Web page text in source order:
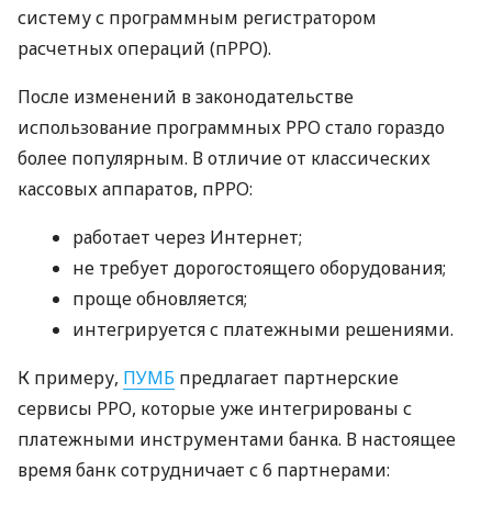
систему с программным регистратором
расчетных операций (пРРО).
После изменений в законодательстве
использование программных РРО стало гораздо
более популярным. В отличие от классических
кассовых аппаратов, пРРО:
работает через Интернет;
не требует дорогостоящего оборудования;
проще обновляется;
интегрируется с платежными решениями.
К примеру, ПУМБ предлагает партнерские
сервисы РРО, которые уже интегрированы с
платежными инструментами банка. В настоящее
время банк сотрудничает с 6 партнерами: